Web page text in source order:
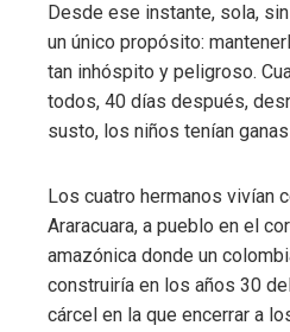
Desde ese instante, sola,
un único propósito:
tan inhóspito y peligroso.
todos, 40 días después,
susto, los niños tenían
Los cuatro hermanos vivían
Araracuara, a pueblo en el
amazónica donde un
construiría en los años 30
cárcel en la que encerrar a